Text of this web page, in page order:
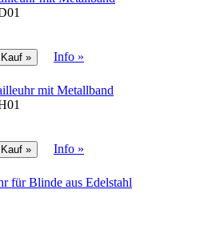
Info »
mit Metallband
Info »
für Blinde aus Edelstahl